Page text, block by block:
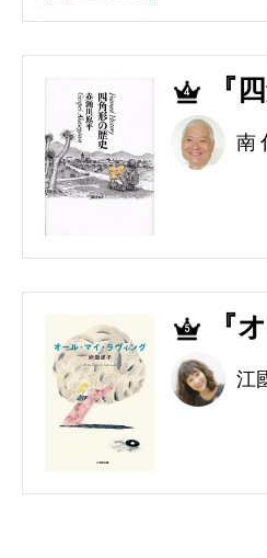
4 『
南
5 『
江